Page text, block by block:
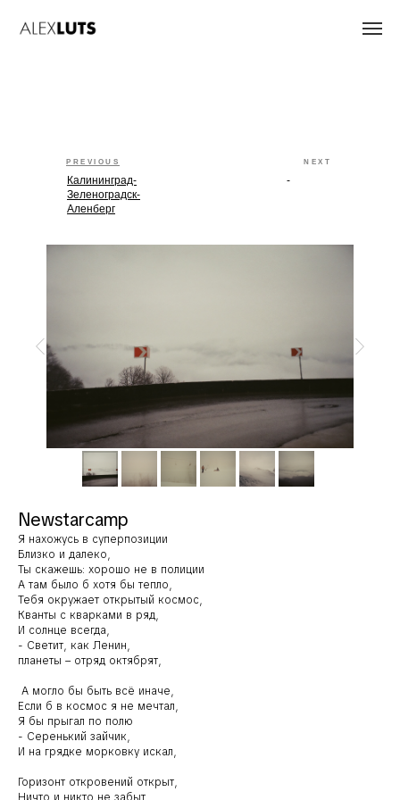
-
Калининград-
Зеленоградск-
Аленберг
PREVIOUS NEXT
Newstarcamp
Я нахожусь в суперпозиции
Близко и далеко,
Ты скажешь: хорошо не в полиции
А там было б хотя бы тепло,
Тебя окружает открытый космос,
Кванты с кварками в ряд,
И солнце всегда,
- Светит, как Ленин,
планеты – отряд октябрят,
А могло бы быть всё иначе,
Если б в космос я не мечтал,
Я бы прыгал по полю
- Серенький зайчик,
И на грядке морковку искал,
Горизонт откровений открыт,